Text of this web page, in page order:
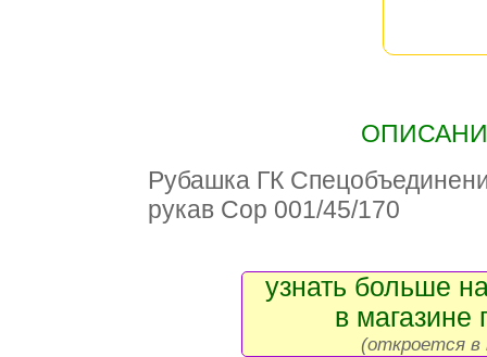
Рубашка ГК
рукав Сор 001/45/170
узнать больше
в магазине
(откроется в